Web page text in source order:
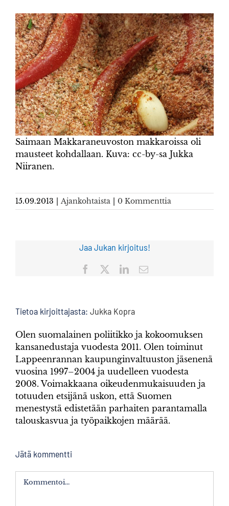
Saimaan Makkaraneuvoston makkaroissa oli
mausteet kohdallaan. Kuva: cc-by-sa Jukka
Niiranen.
15.09.2013 Ajankohtaista 0 Kommenttia
Jaa Jukan kirjoitus!
Facebook LinkedInSähköposti
Tietoa kirjoittajasta: Jukka Kopra
Olen suomalainen poliitikko ja kokoomuksen
kansanedustaja vuodesta 2011. Olen toiminut
Lappeenrannan kaupunginvaltuuston jäsenenä
vuosina 1997–2004 ja uudelleen vuodesta
2008. Voimakkaana oikeudenmukaisuuden ja
totuuden etsijänä uskon, että Suomen
menestystä edistetään parhaiten parantamalla
talouskasvua ja työpaikkojen määrää.
Jätä kommentti